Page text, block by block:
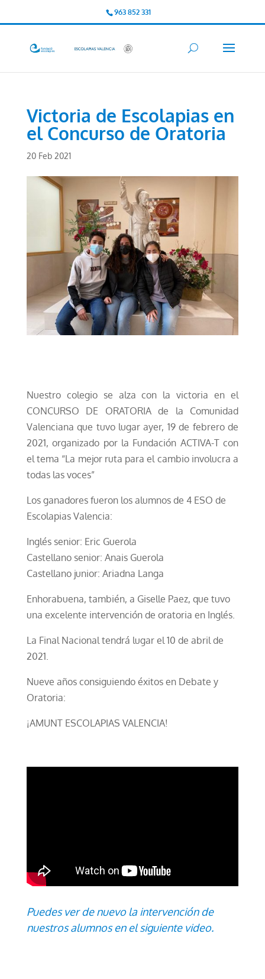
963 852 331
Victoria de Escolapias en
el Concurso de Oratoria
20 Feb 2021
Nuestro colegio se alza con la victoria en el
CONCURSO DE ORATORIA de la Comunidad
Valenciana que tuvo lugar ayer, 19 de febrero de
2021, organizado por la Fundación ACTIVA-T con
el tema “La mejor ruta para el cambio involucra a
todas las voces”
Los ganadores fueron los alumnos de 4 ESO de
Escolapias Valencia:
Inglés senior: Eric Guerola
Castellano senior: Anais Guerola
Castellano junior: Ariadna Langa
Enhorabuena, también, a Giselle Paez, que tuvo
una excelente intervención de oratoria en Inglés.
La Final Nacional tendrá lugar el 10 de abril de
2021.
Nueve años consiguiendo éxitos en Debate y
Oratoria:
¡AMUNT ESCOLAPIAS VALENCIA!
Puedes ver de nuevo la intervención de
nuestros alumnos en el siguiente video.